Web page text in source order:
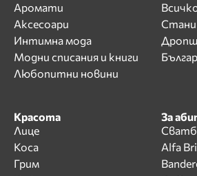
Аромати
Аксесоари
Интимна мода
Модни списания и книги
Любопитни новини
Стани
Красота
Лице
Коса
Грим
За
Alfa